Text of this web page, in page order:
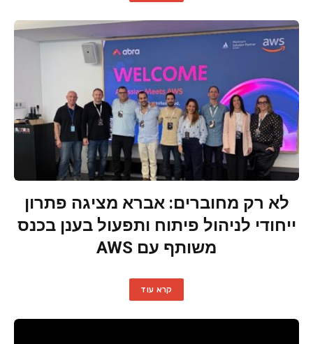
לא רק מחוברים: אברא מציגה פתרון
ייחודי לניהול פיתוח ותפעול בענן בכנס
משותף עם AWS
קרא עוד